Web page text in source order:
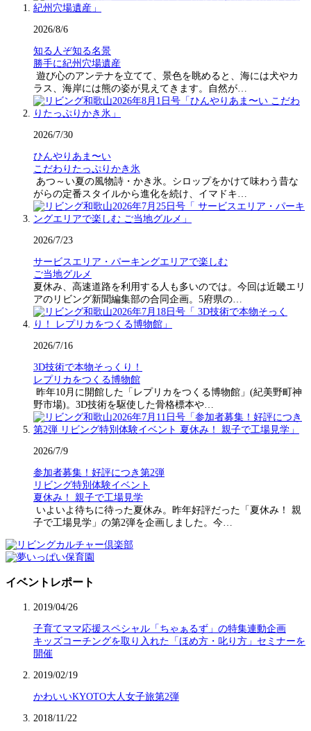
2026/8/6
知る人ぞ知る名景
勝手に紀州穴場遺産
遊び心のアンテナを立てて、景色を眺めると、海には犬やカ
ラス、海岸には熊の姿が見えてきます。自然が…
2026/7/30
ひんやりあま〜い
こだわりたっぷりかき氷
あつ～い夏の風物詩・かき氷。シロップをかけて味わう昔な
がらの定番スタイルから進化を続け、イマドキ…
2026/7/23
サービスエリア・パーキングエリアで楽しむ
ご当地グルメ
夏休み、高速道路を利用する人も多いのでは。今回は近畿エリ
アのリビング新聞編集部の合同企画。5府県の…
2026/7/16
3D技術で本物そっくり！
レプリカをつくる博物館
昨年10月に開館した「レプリカをつくる博物館」(紀美野町神
野市場)。3D技術を駆使した骨格標本や…
2026/7/9
参加者募集！好評につき第2弾
リビング特別体験イベント
夏休み！ 親子で工場見学
いよいよ待ちに待った夏休み。昨年好評だった「夏休み！ 親
子で工場見学」の第2弾を企画しました。今…
イベントレポート
2019/04/26
子育てママ応援スペシャル「ちゃぁるず」の特集連動企画
キッズコーチングを取り入れた「ほめ方・叱り方」セミナーを
開催
2019/02/19
かわいいKYOTO大人女子旅第2弾
2018/11/22